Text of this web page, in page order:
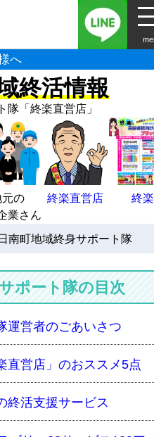
へ
終活情報
隊 「終楽直営店」
元の
業さん
終楽直営店 終楽
日南町地域終身サポート隊
ポート隊の目次
運営者のごあいさつ
直営店」のおススメ5点
終活支援サービス